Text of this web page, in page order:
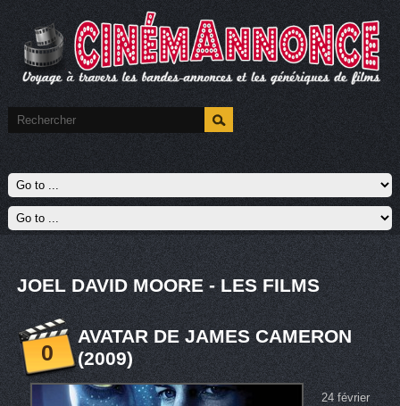
JOEL DAVID MOORE - LES FILMS
0
AVATAR DE JAMES CAMERON
(2009)
24 février